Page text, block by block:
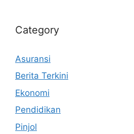
Category
Asuransi
Berita Terkini
Ekonomi
Pendidikan
Pinjol